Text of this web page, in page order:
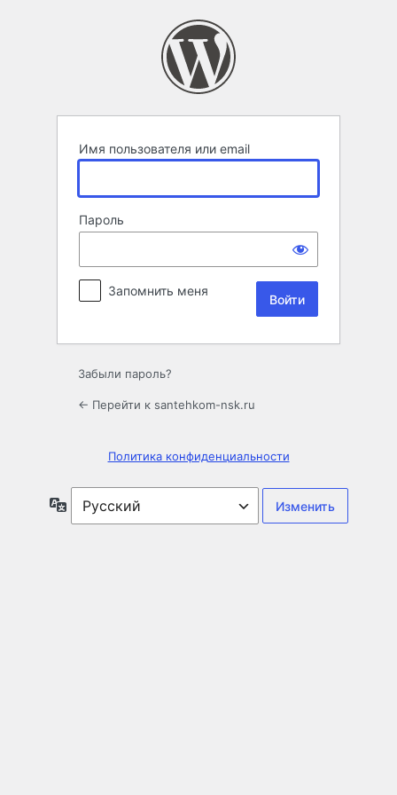
Имя пользователя или email
Пароль
Запомнить меня
Забыли пароль?
← Перейти к santehkom-nsk.ru
Политика конфиденциальности
Язык